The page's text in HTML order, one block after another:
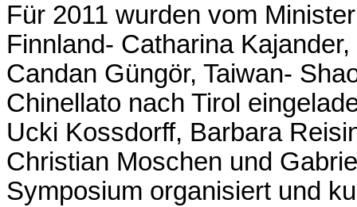
Für 2011 wurden vom
Finnland- Catharina
Candan Güngör, Taiwan-
Chinellato nach Tirol
Ucki Kossdorff, Barbara
Christian Moschen und
Symposium organisiert und